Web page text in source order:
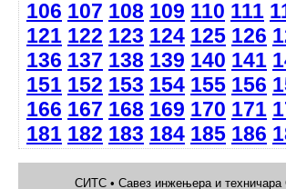
106 107 108 109 110 111
121 122 123 124 125 126
136 137 138 139 140 141
151 152 153 154 155 156
166 167 168 169 170 171
181 182 183 184 185 186
СИТС • Савез инжењера и техничара